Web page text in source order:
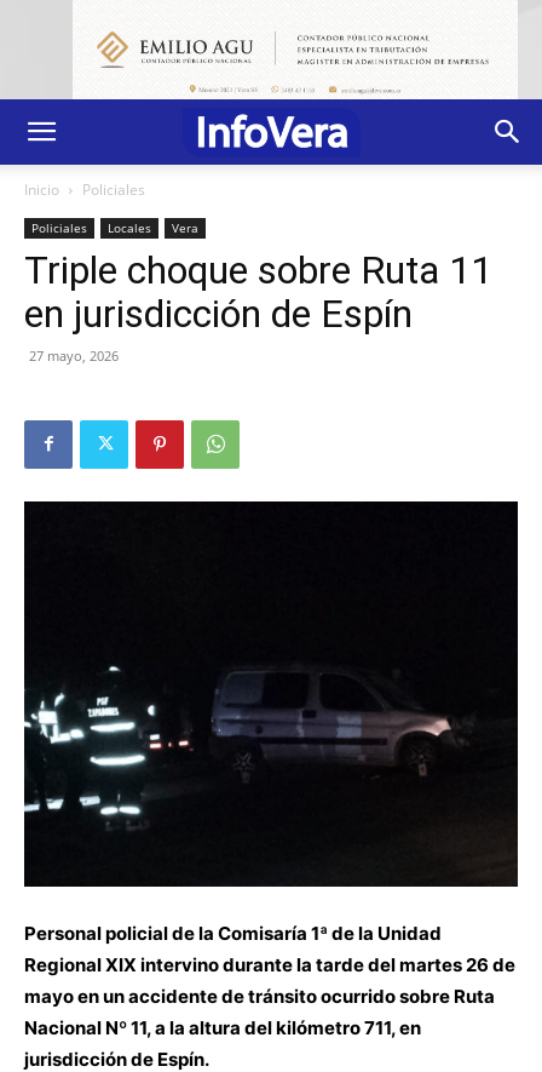
Inicio Policiales
Policiales Locales Vera
Triple choque sobre Ruta 11
en jurisdicción de Espín
27 mayo, 2026
Personal policial de la Comisaría 1ª de la Unidad
Regional XIX intervino durante la tarde del martes 26 de
mayo en un accidente de tránsito ocurrido sobre Ruta
Nacional Nº 11, a la altura del kilómetro 711, en
jurisdicción de Espín.